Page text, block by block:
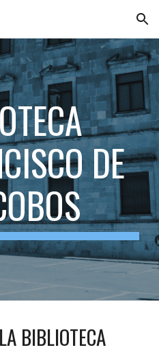
Skip to navigation
DE
BIBLIOTECA